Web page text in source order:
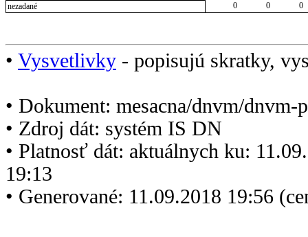
nezadané
0 0 0
• Vysvetlivky - popisujú skratky,
• Dokument: mesacna/dnvm/dnvm-
• Zdroj dát: systém IS DN
• Platnosť dát: aktuálnych ku:
19:13
• Generované: 11.09.2018 19:56